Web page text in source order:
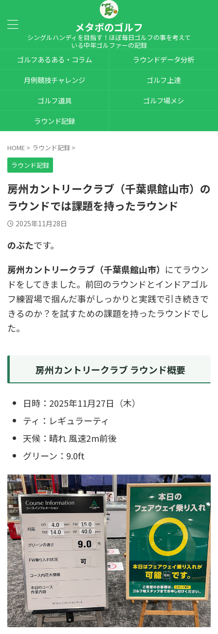
メタボのゴルフ
シングルハンディを目指す！ほぼ毎日ゴルフの事を考えて
いる中年ゴルファーの記録
ゴルフあるある・コラム
ラウンドデータ分析
月例競技チャレンジ
ゴルフ上達
ゴルフ道具
ゴルフ場メシ
ラウンド記録
HOME > ラウンド記録 >
ラウンド記録
房州カントリークラブ（千葉県館山市）の
ラウンドでは課題を持ったラウンド
2025年11月28日
のぶたです。
房州カントリークラブ（千葉県館山市） にてラウン
ドをしてきました。前回のラウンドとインドアゴル
フ練習場で掴んだ事がしっかりと実践で引き続きで
きるのか？を試すための課題を持ったラウンドでし
た。
房州カントリークラブ ラウンド概要
日時：2025年11月27日（木）
ティ：レギュラーティ
天候：晴れ 風速2m前後
グリーン：9.0ft